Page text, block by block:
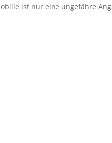
ist nur eine ungefähre